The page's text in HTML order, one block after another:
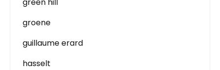
groene
guillaume erard
hasselt